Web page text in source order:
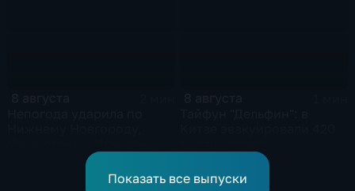
Показать все выпуски